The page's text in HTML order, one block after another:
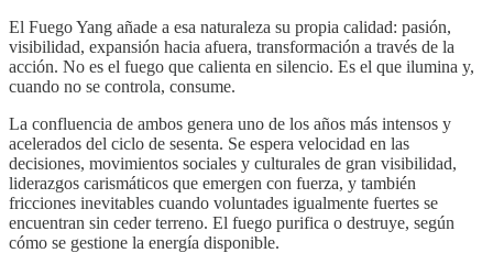
El Fuego Yang añade a esa naturaleza su propia calidad: pasión,
visibilidad, expansión hacia afuera, transformación a través de la
acción. No es el fuego que calienta en silencio. Es el que ilumina y,
cuando no se controla, consume.
La confluencia de ambos genera uno de los años más intensos y
acelerados del ciclo de sesenta. Se espera velocidad en las
decisiones, movimientos sociales y culturales de gran visibilidad,
liderazgos carismáticos que emergen con fuerza, y también
fricciones inevitables cuando voluntades igualmente fuertes se
encuentran sin ceder terreno. El fuego purifica o destruye, según
cómo se gestione la energía disponible.